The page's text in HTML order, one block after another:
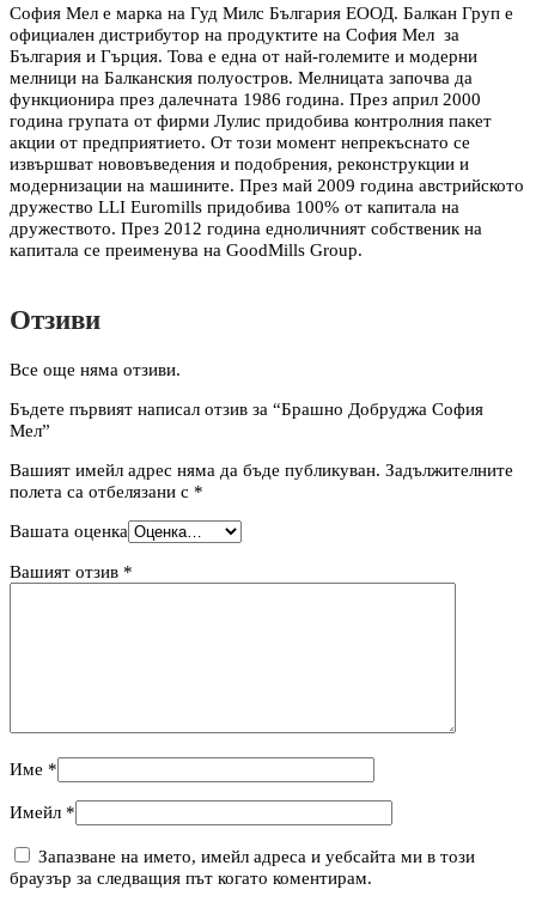
София Мел е марка на Гуд Милс България EООД. Балкан Груп е
официален дистрибутор на продуктите на София Мел за
България и Гърция. Това е една от най-големите и модерни
мелници на Балканския полуостров. Мелницата започва да
функционира през далечната 1986 година. През април 2000
година групата от фирми Лулис придобива контролния пакет
акции от предприятието. От този момент непрекъснато се
извършват нововъведения и подобрения, реконструкции и
модернизации на машините. През май 2009 година австрийското
дружество LLI Euromills придобива 100% от капитала на
дружеството. През 2012 година едноличният собственик на
капитала се преименува на GoodMills Group.
Отзиви
Все още няма отзиви.
Бъдете първият написал отзив за “Брашно Добруджа София
Мел”
Вашият имейл адрес няма да бъде публикуван. Задължителните
полета са отбелязани с *
Вашата оценка
Вашият отзив *
Име *
Имейл *
Запазване на името, имейл адреса и уебсайта ми в този
браузър за следващия път когато коментирам.